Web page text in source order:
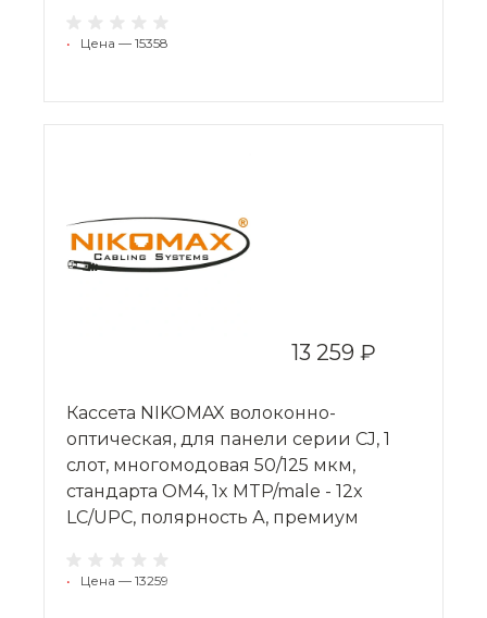
• Цена — 15358
13 259 ₽
Кассета NIKOMAX волоконно-
оптическая, для панели серии CJ, 1
слот, многомодовая 50/125 мкм,
стандарта OM4, 1x MTP/male - 12x
LC/UPC, полярность А, премиум
• Цена — 13259